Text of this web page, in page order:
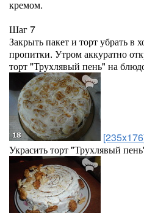
кремом.
Шаг 7
Закрыть пакет и торт убрать в
пропитки. Утром аккуратно
торт "Трухлявый пень" на
Украсить торт "Трухлявый